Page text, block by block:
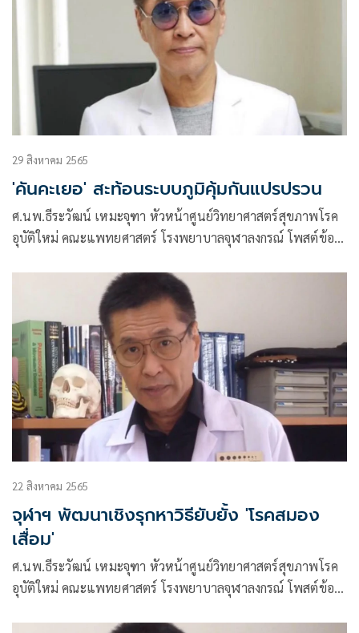
29 สิงหาคม 2565
'คันคะเยอ' สะท้อนระบบภูมิคุ้มกันแปรปรวน
ศ.นพ.ธีระวัฒน์ เหมะจุฑา หัวหน้าศูนย์วิทยาศาสตร์สุขภาพโรค
อุบัติใหม่ คณะแพทยศาสตร์ โรงพยาบาลจุฬาลงกรณ์ โพสต์ข้อ
22 สิงหาคม 2565
จุฬาฯ พัฒนาเชิงรุกหาวิธียับยั้ง 'โรคสมอง
เสื่อม'
ศ.นพ.ธีระวัฒน์ เหมะจุฑา หัวหน้าศูนย์วิทยาศาสตร์สุขภาพโรค
อุบัติใหม่ คณะแพทยศาสตร์ โรงพยาบาลจุฬาลงกรณ์ โพสต์ข้อ